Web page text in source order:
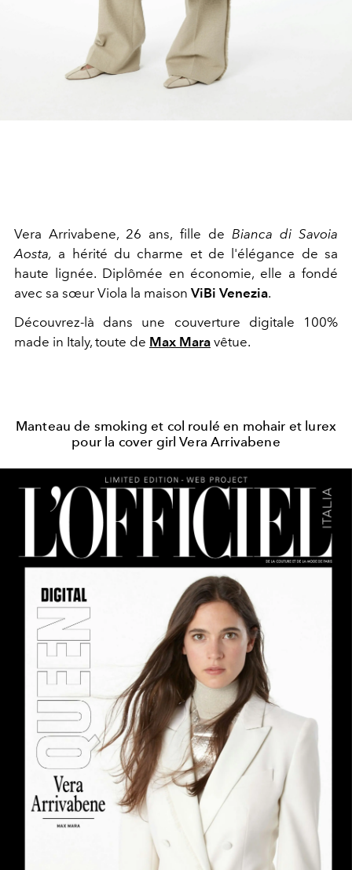
Vera Arrivabene, 26 ans, fille de Bianca di Savoia
Aosta, a hérité du charme et de l'élégance de sa
haute lignée. Diplômée en économie, elle a fondé
avec sa sœur Viola la maison ViBi Venezia.
Découvrez-là dans une couverture digitale 100%
made in Italy, toute de Max Mara vêtue.
Manteau de smoking et col roulé en mohair et lurex
pour la cover girl Vera Arrivabene